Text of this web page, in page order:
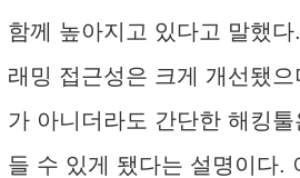
함께 높아지고 있다고 말했
래밍 접근성은 크게 개선됐
가 아니더라도 간단한 해킹
들 수 있게 됐다는 설명이다.